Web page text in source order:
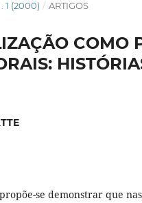
1 (2000) / ARTIGOS
COMO
se demonstrar que